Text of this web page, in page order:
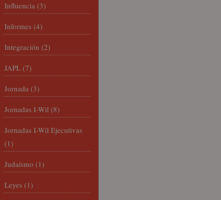
Influencia (3)
Informes (4)
Integración (2)
JAPL (7)
Jornada (3)
Jornadas I-Wil (8)
Jornadas I-Wil Ejecutivas
(1)
Judaísmo (1)
Leyes (1)